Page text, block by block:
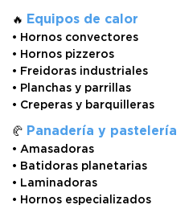
🔥 Equipos de calor
• Hornos convectores
• Hornos pizzeros
• Freidoras industriales
• Planchas y parrillas
• Creperas y barquilleras
🥐 Panadería y pastelería
• Amasadoras
• Batidoras planetarias
• Laminadoras
• Hornos especializados